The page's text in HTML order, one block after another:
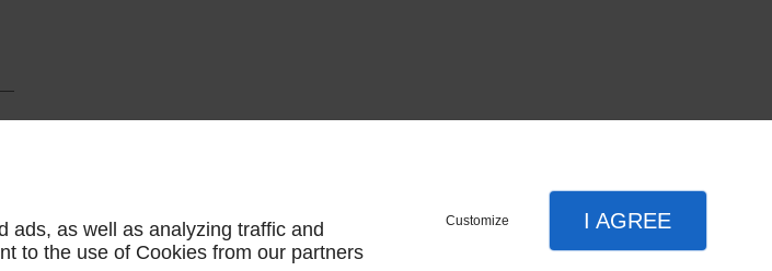
ads, as well as analyzing traffic and
to the use of Cookies from our partners
Customize I AGREE